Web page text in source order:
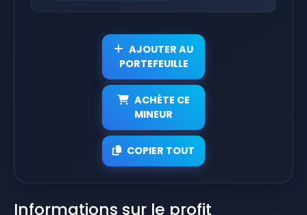
AJOUTER AU
PORTEFEUILLE
ACHÈTE CE
MINEUR
COPIER TOUT
Informations sur le profit